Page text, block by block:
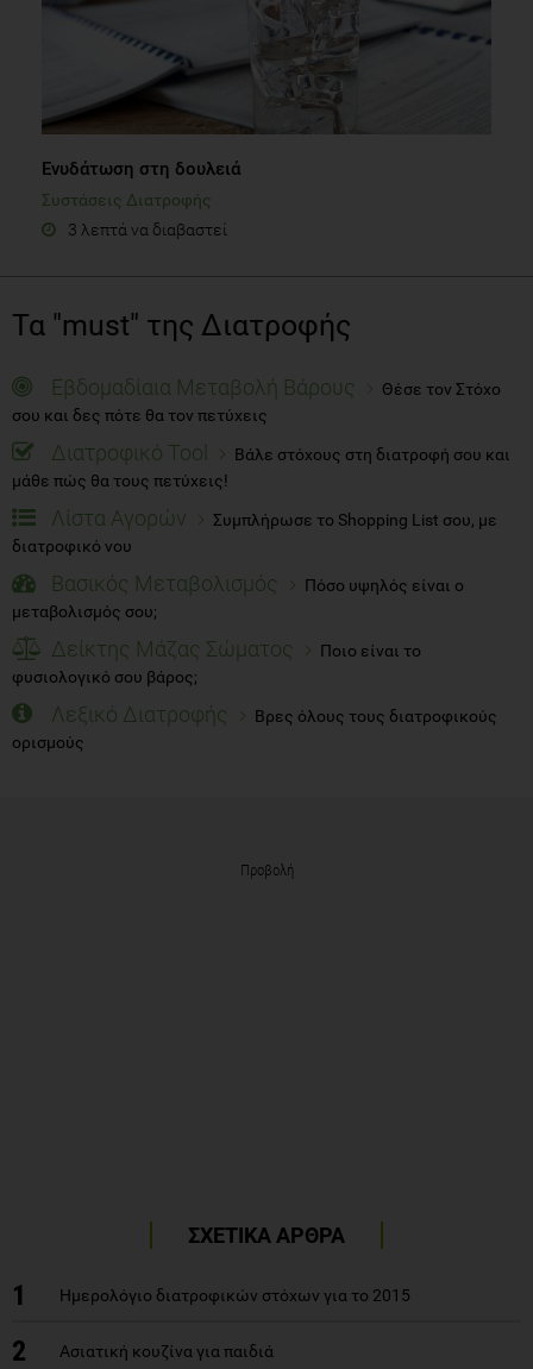
Ενυδάτωση στη δουλειά
Συστάσεις Διατροφής
3 λεπτά να διαβαστεί
Τα "must" της Διατροφής
Εβδομαδίαια Μεταβολή Βάρους
Θέσε τον Στόχο
σου και δες πότε θα τον πετύχεις
Διατροφικό Tool
Βάλε στόχους στη διατροφή σου και
μάθε πώς θα τους πετύχεις!
Λίστα Αγορών
Συμπλήρωσε το Shopping List σου, με
διατροφικό νου
Βασικός Μεταβολισμός
Πόσο υψηλός είναι ο
μεταβολισμός σου;
Δείκτης Μάζας Σώματος
Ποιο είναι το
φυσιολογικό σου βάρος;
Λεξικό Διατροφής
Βρες όλους τους διατροφικούς
ορισμούς
Προβολή
ΣΧΕΤΙΚΑ ΑΡΘΡΑ
1 Ημερολόγιο διατροφικών στόχων για το 2015
2 Ασιατική κουζίνα για παιδιά